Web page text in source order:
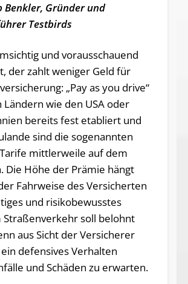
Benkler, Gründer und
Testbirds
und vorausschauend
der zahlt weniger Geld für
„Pay as you drive“
Ländern wie den USA oder
bereits fest etabliert und
sind die sogenannten
mittlerweile auf dem
Die Höhe der Prämie hängt
Fahrweise des Versicherten
und risikobewusstes
Straßenverkehr soll belohnt
aus Sicht der Versicherer
defensives Verhalten
und Schäden zu erwarten.